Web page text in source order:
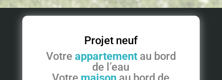
Projet neuf
Votre appartementau bord
de l’eau